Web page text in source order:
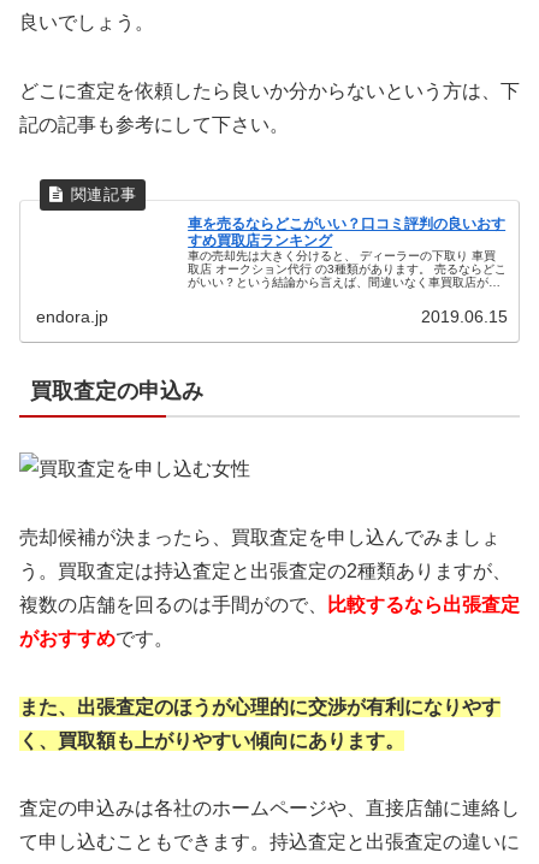
良いでしょう。
どこに査定を依頼したら良いか分からないという方は、下
記の記事も参考にして下さい。
車を売るならどこがいい？口コミ評判の良いおす
すめ買取店ランキング
車の売却先は大きく分けると、 ディーラーの下取り 車買
取店 オークション代行 の3種類があります。 売るならどこ
がいい？という結論から言えば、間違いなく車買取店がお
endora.jp 2019.06.15
買取査定の申込み
売却候補が決まったら、買取査定を申し込んでみましょ
う。買取査定は持込査定と出張査定の2種類ありますが、
複数の店舗を回るのは手間がので、
比較するなら出張査定
がおすすめです。
また、出張査定のほうが心理的に交渉が有利になりやす
く、買取額も上がりやすい傾向にあります。
査定の申込みは各社のホームページや、直接店舗に連絡し
て申し込むこともできます。持込査定と出張査定の違いに